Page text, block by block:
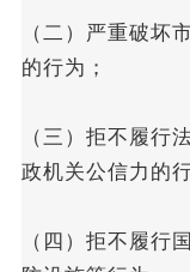
（二）严重破坏
的行为；
（三）拒不履行
政机关公信力的
（四）拒不履行